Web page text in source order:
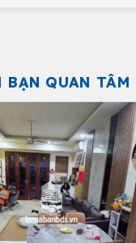
QUAN TÂM